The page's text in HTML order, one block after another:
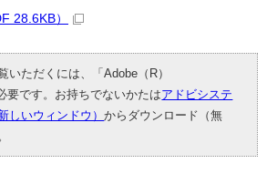
28.6KB）
いただくには、「Adobe（R）
要です。お持ちでないかたはアドビシステ
しいウィンドウ）からダウンロード（無